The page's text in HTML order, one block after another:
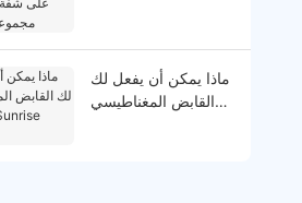
ماذا يمكن أن يفعل لك
القابض المغناطيسي